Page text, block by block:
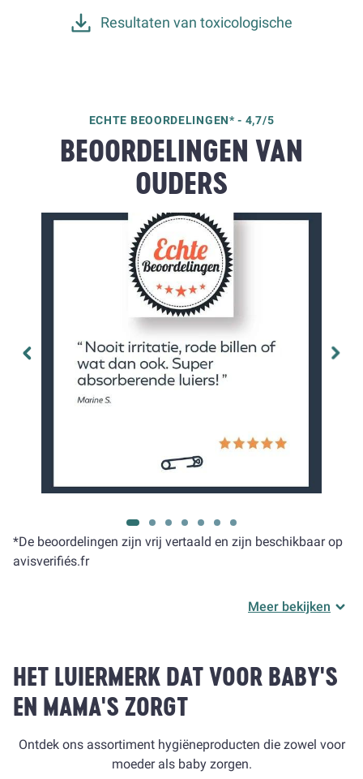
Resultaten van toxicologische
ECHTE BEOORDELINGEN* - 4,7/5
BEOORDELINGEN VAN
OUDERS
*De beoordelingen zijn vrij vertaald en zijn beschikbaar op
avisverifiés.fr
Meer bekijken
HET LUIERMERK DAT VOOR BABY'S
EN MAMA'S ZORGT
Ontdek ons ​​assortiment hygiëneproducten die zowel voor
moeder als baby zorgen.